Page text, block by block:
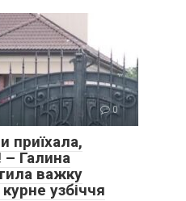
0
приїхала,
– Галина
важку
узбіччя